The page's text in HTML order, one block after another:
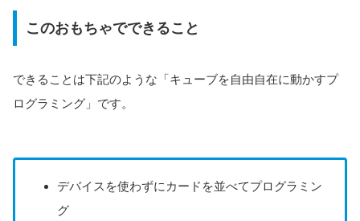
マイコン
入力装置 なし(本体を参照)
デバイス
プログラミング方法 アンプラグドプログラミング(カードを並べる)
このおもちゃでできること
できることは下記のような「キューブを自由自在に動かすプ
ログラミング」です。
デバイスを使わずにカードを並べてプログラミン
グ